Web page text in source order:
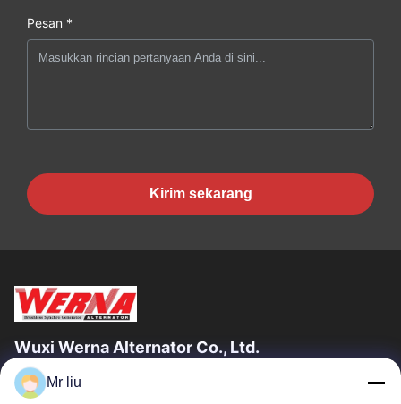
Pesan *
Kirim sekarang
Wuxi Werna Alternator Co., Ltd.
Tautan Cepat
Mr liu